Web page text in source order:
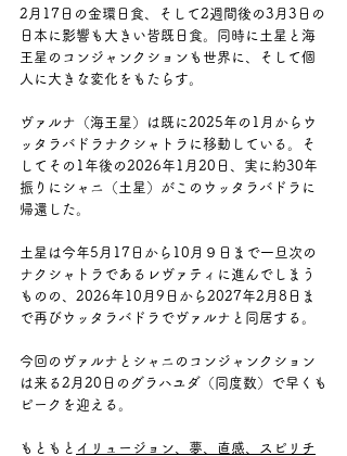
2月17日の金環日食、そして2週間後の3月3日の
日本に影響も大きい皆既日食。同時に土星と海
王星のコンジャンクションも世界に、そして個
人に大きな変化をもたらす。
ヴァルナ（海王星）は既に2025年の1月からウ
ッタラバドラナクシャトラに移動している。そ
してその1年後の2026年1月20日、実に約30年
振りにシャニ（土星）がこのウッタラバドラに
帰還した。
土星は今年5月17日から10月９日まで一旦次の
ナクシャトラであるレヴァティに進んでしまう
ものの、2026年10月9日から2027年2月8日ま
で再びウッタラバドラでヴァルナと同居する。
今回のヴァルナとシャニのコンジャンクション
は来る2月20日のグラハユダ（同度数）で早くも
ピークを迎える。
もともと イリュージョン、夢、直感、スピリチ